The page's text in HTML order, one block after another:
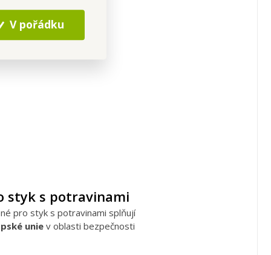
V pořádku
míst.
grilů.
styk s potravinami
pro styk s potravinami splňují
unie v oblasti bezpečnosti